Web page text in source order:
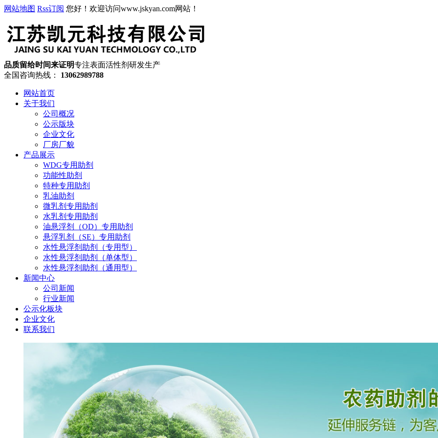
网站地图 Rss订阅 您好！欢迎访问www.jskyan.com网站！
品质留给时间来证明专注表面活性剂研发生产
全国咨询热线：
13062989788
网站首页
关于我们
公司概况
公示版块
企业文化
厂房厂貌
产品展示
WDG专用助剂
功能性助剂
特种专用助剂
乳油助剂
微乳剂专用助剂
水乳剂专用助剂
油悬浮剂（OD）专用助剂
悬浮乳剂（SE）专用助剂
水性悬浮剂助剂（专用型）
水性悬浮剂助剂（单体型）
水性悬浮剂助剂（通用型）
新闻中心
公司新闻
行业新闻
公示化板块
企业文化
联系我们